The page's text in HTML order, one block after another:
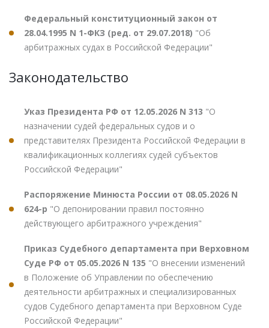
Федеральный конституционный закон от
28.04.1995 N 1-ФКЗ (ред. от 29.07.2018) "Об
арбитражных судах в Российской Федерации"
Законодательство
Указ Президента РФ от 12.05.2026 N 313 "О
назначении судей федеральных судов и о
представителях Президента Российской Федерации в
квалификационных коллегиях судей субъектов
Российской Федерации"
Распоряжение Минюста России от 08.05.2026 N
624-р "О депонировании правил постоянно
действующего арбитражного учреждения"
Приказ Судебного департамента при Верховном
Суде РФ от 05.05.2026 N 135 "О внесении изменений
в Положение об Управлении по обеспечению
деятельности арбитражных и специализированных
судов Судебного департамента при Верховном Суде
Российской Федерации"